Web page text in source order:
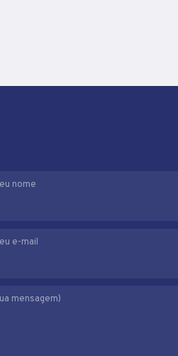
nome
e-mail
mensagem)